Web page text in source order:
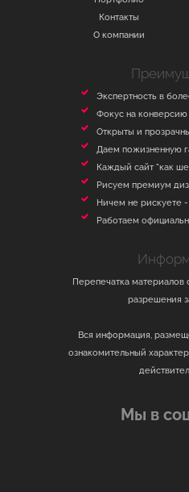
Мы в
Контакты
О компании
Экспертность в
Фокус на конверсию
Открыты и
Даем пожизненную
Каждый сайт "как
Рисуем премиум
Ничем не рискуете -
Работаем
Перепечатка материалов
разрешения
Вся информация,
ознакомительный